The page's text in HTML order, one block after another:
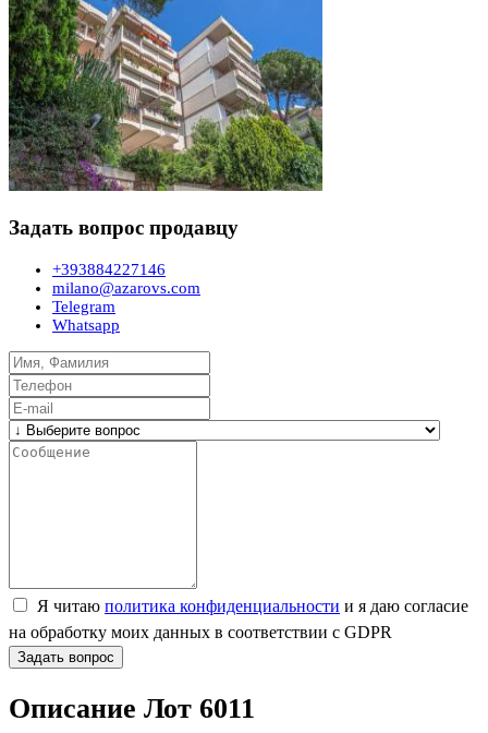
Задать вопрос продавцу
+393884227146
milano@azarovs.com
Telegram
Whatsapp
Я читаю политика конфиденциальности и я даю согласие
на обработку моих данных в соответствии с GDPR
Задать вопрос
Описание Лот 6011